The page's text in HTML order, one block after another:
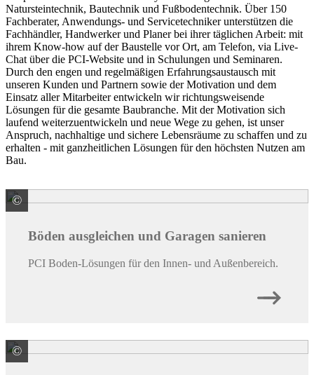
Natursteintechnik, Bautechnik und Fußbodentechnik. Über 150
Fachberater, Anwendungs- und Servicetechniker unterstützen die
Fachhändler, Handwerker und Planer bei ihrer täglichen Arbeit: mit
ihrem Know-how auf der Baustelle vor Ort, am Telefon, via Live-
Chat über die PCI-Website und in Schulungen und Seminaren.
Durch den engen und regelmäßigen Erfahrungsaustausch mit
unseren Kunden und Partnern sowie der Motivation und dem
Einsatz aller Mitarbeiter entwickeln wir richtungsweisende
Lösungen für die gesamte Baubranche. Mit der Motivation sich
laufend weiterzuentwickeln und neue Wege zu gehen, ist unser
Anspruch, nachhaltige und sichere Lebensräume zu schaffen und zu
erhalten - mit ganzheitlichen Lösungen für den höchsten Nutzen am
Bau.
© PCI Augsburg GmbH
Böden ausgleichen und Garagen sanieren
PCI Boden-Lösungen für den Innen- und Außenbereich.
© PCI Augsburg GmbH